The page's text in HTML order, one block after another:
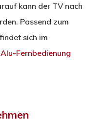
kann der TV nach
Passend zum
sich im
Alu-Fernbedienung